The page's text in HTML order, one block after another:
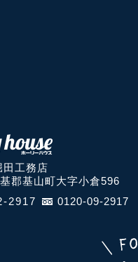
田工務店
郡基山町大字小倉596
2917
0120-09-2917